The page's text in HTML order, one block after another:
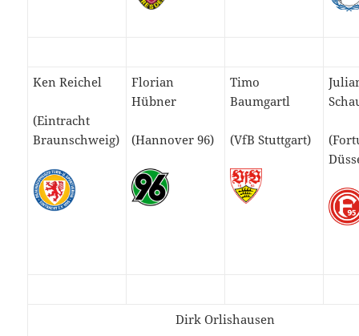
Ken Reichel
(Eintracht
Braunschweig)
Florian
Hübner
(Hannover 96)
Timo
Baumgartl
(VfB Stuttgart)
Dirk Orlishausen